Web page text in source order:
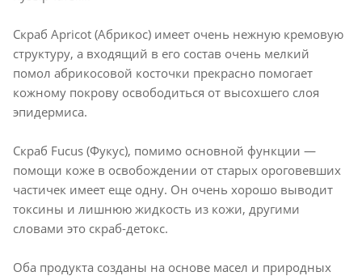
Скраб Apricot (Абрикос) имеет очень нежную кремовую
структуру, а входящий в его состав очень мелкий
помол абрикосовой косточки прекрасно помогает
кожному покрову освободиться от высохшего слоя
эпидермиса.
Скраб Fucus (Фукус), помимо основной функции —
помощи коже в освобождении от старых ороговевших
частичек имеет еще одну. Он очень хорошо выводит
токсины и лишнюю жидкость из кожи, другими
словами это скраб-детокс.
Оба продукта созданы на основе масел и природных